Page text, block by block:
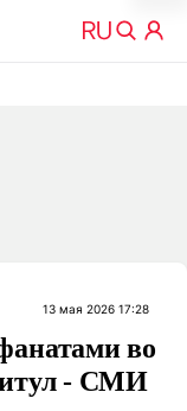
13 мая 2026 17:28
во
- СМИ